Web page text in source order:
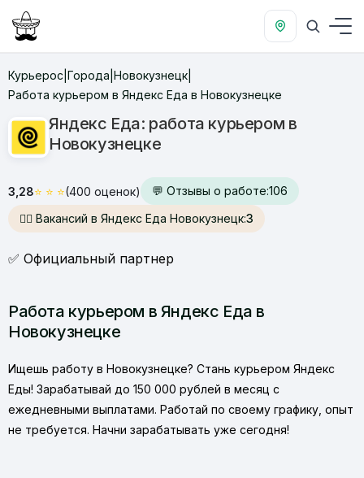
Курьерос Города Новокузнецк
Работа курьером в Яндекс Еда в Новокузнецке
Яндекс Еда: работа курьером в
Новокузнецке
3,28⭐ ⭐ ⭐(400 оценок) 💬 Отзывы о работе:106
🙋‍♂️ Вакансий в Яндекс Еда Новокузнецк:3
✅ Официальный партнер
Работа курьером в Яндекс Еда в
Новокузнецке
Ищешь работу в Новокузнецке? Стань курьером Яндекс
Еды! Зарабатывай до 150 000 рублей в месяц с
ежедневными выплатами. Работай по своему графику, опыт
не требуется. Начни зарабатывать уже сегодня!